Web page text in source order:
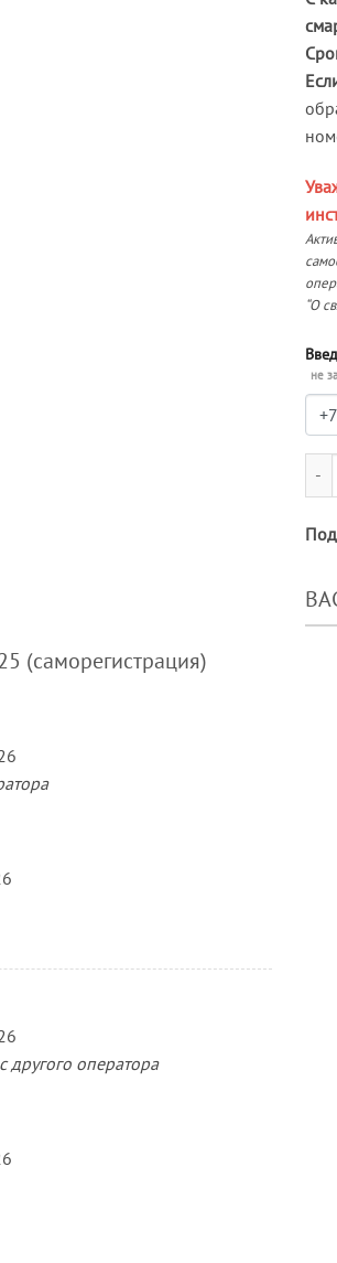
“О
не
(саморегистрация)
другого оператора